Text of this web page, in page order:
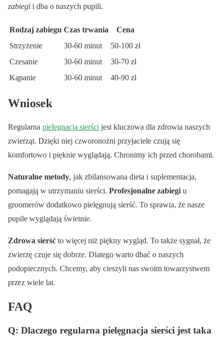
zabiegi i dba o naszych pupili.
Rodzaj zabiegu Czas trwania
Cena
Strzyżenie
30-60 minut
50-100 zł
Czesanie
30-60 minut
30-70 zł
Kąpanie
30-60 minut 40-90 zł
Wniosek
Regularna pielęgnacja sierści jest kluczowa dla zdrowia naszych
zwierząt. Dzięki niej czworonożni przyjaciele czują się
komfortowo i pięknie wyglądają. Chronimy ich przed chorobami.
Naturalne metody, jak zbilansowana dieta i suplementacja,
pomagają w utrzymaniu sierści. Profesjonalne zabiegi u
groomerów dodatkowo pielęgnują sierść. To sprawia, że nasze
pupile wyglądają świetnie.
Zdrowa sierść to więcej niż piękny wygląd. To także sygnał, że
zwierzę czuje się dobrze. Dlatego warto dbać o naszych
podopiecznych. Chcemy, aby cieszyli nas swoim towarzystwem
przez wiele lat.
FAQ
Q: Dlaczego regularna pielęgnacja sierści jest taka